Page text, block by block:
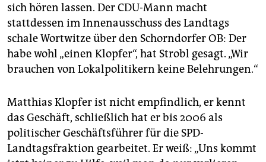
sich hören lassen. Der CDU-Mann macht
stattdessen im Innenausschuss des Landtags
schale Wortwitze über den Schorndorfer OB: Der
habe wohl „einen Klopfer“, hat Strobl gesagt. „Wir
brauchen von Lokalpolitikern keine Belehrungen.“
Matthias Klopfer ist nicht empfindlich, er kennt
das Geschäft, schließlich hat er bis 2006 als
politischer Geschäftsführer für die SPD-
Landtagsfraktion gearbeitet. Er weiß: „Uns kommt